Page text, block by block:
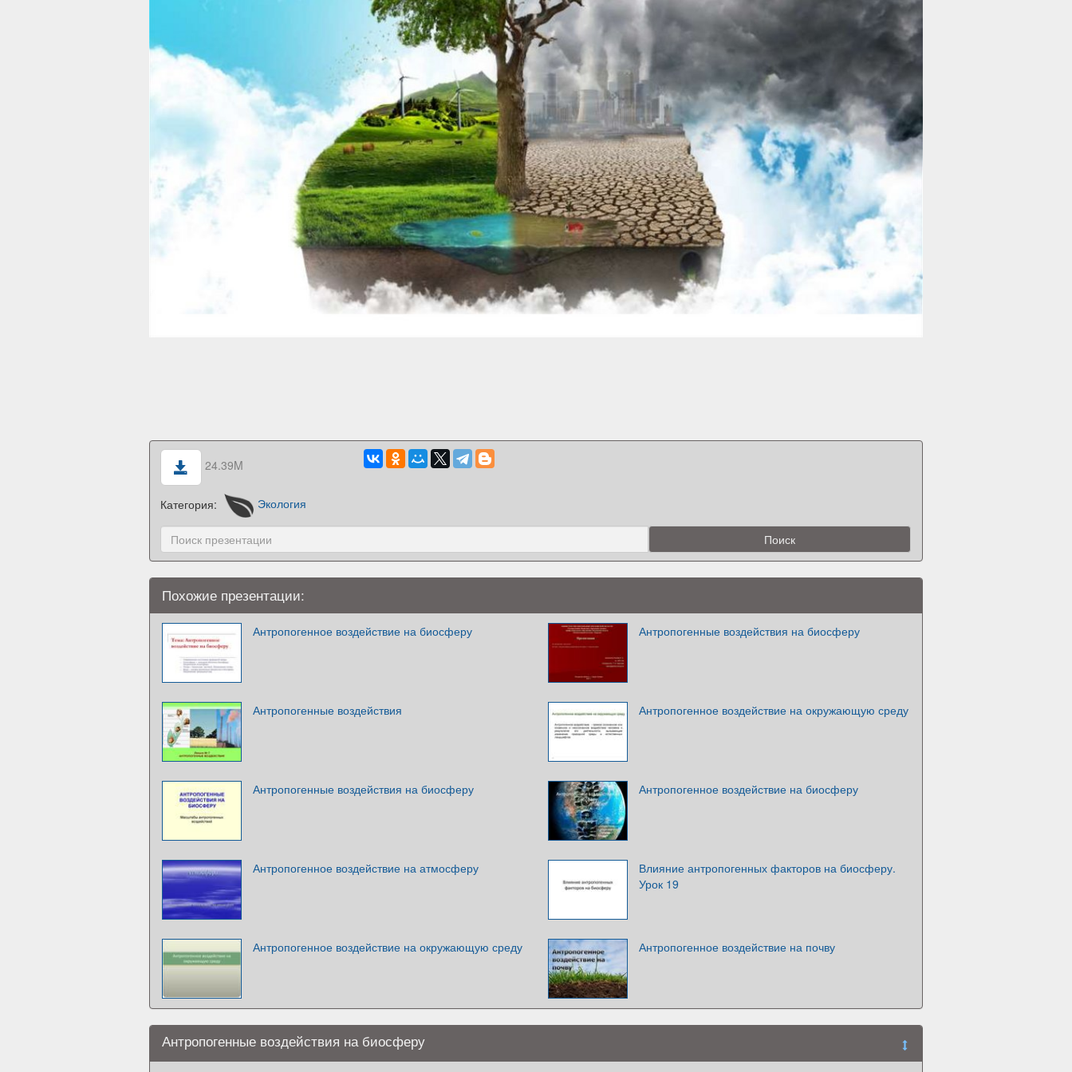
24.39M
Категория: Экология
Похожие презентации:
Антропогенное воздействие на биосферу Антропогенные воздействия на биосферу
Антропогенные воздействия Антропогенное воздействие на окружающую среду
Антропогенные воздействия на биосферу Антропогенное воздействие на биосферу
Антропогенное воздействие на атмосферу
Влияние антропогенных факторов на биосферу.
Урок 19
Антропогенное воздействие на окружающую среду Антропогенное воздействие на почву
Антропогенные воздействия на биосферу